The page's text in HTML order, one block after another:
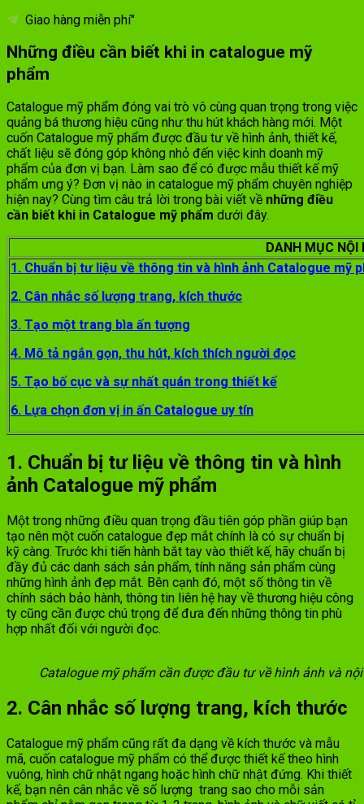
Giao hàng miễn phí"
Những điều cần biết khi in catalogue mỹ
phẩm
Catalogue mỹ phẩm đóng vai trò vô cùng quan trọng trong việc
quảng bá thương hiệu cũng như thu hút khách hàng mới. Một
cuốn Catalogue mỹ phẩm được đầu tư về hình ảnh, thiết kế,
chất liệu sẽ đóng góp không nhỏ đến việc kinh doanh mỹ
phẩm của đơn vị bạn. Làm sao để có được mẫu thiết kế mỹ
phẩm ưng ý? Đơn vị nào in catalogue mỹ phẩm chuyên nghiệp
hiện nay? Cùng tìm câu trả lời trong bài viết về những điều
cần biết khi in Catalogue mỹ phẩm dưới đây.
DANH MỤC NỘI
1. Chuẩn bị tư liệu về thông tin và hình ảnh Catalogue mỹ
2. Cân nhắc số lượng trang, kích thước
3. Tạo một trang bìa ấn tượng
4. Mô tả ngắn gọn, thu hút, kích thích người đọc
5. Tạo bố cục và sự nhất quán trong thiết kế
6. Lựa chọn đơn vị in ấn Catalogue uy tín
1. Chuẩn bị tư liệu về thông tin và hình
ảnh Catalogue mỹ phẩm
Một trong những điều quan trọng đầu tiên góp phần giúp bạn
tạo nên một cuốn catalogue đẹp mắt chính là có sự chuẩn bị
kỹ càng. Trước khi tiến hành bắt tay vào thiết kế, hãy chuẩn bị
đầy đủ các danh sách sản phẩm, tính năng sản phẩm cùng
những hình ảnh đẹp mắt. Bên cạnh đó, một số thông tin về
chính sách bảo hành, thông tin liên hệ hay về thương hiệu công
ty cũng cần được chú trọng để đưa đến những thông tin phù
hợp nhất đối với người đọc.
Catalogue mỹ phẩm cần được đầu tư về hình ảnh và
2. Cân nhắc số lượng trang, kích thước
Catalogue mỹ phẩm cũng rất đa dạng về kích thước và mẫu
mã, cuốn catalogue mỹ phẩm có thể được thiết kế theo hình
vuông, hình chữ nhật ngang hoặc hình chữ nhật đứng. Khi thiết
kế, bạn nên cân nhắc về số lượng trang sao cho mỗi sản